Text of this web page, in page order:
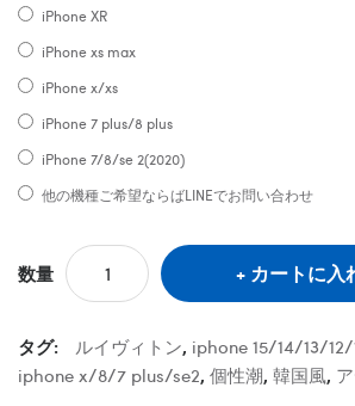
iPhone XR
iPhone xs max
iPhone x/xs
iPhone 7 plus/8 plus
iPhone 7/8/se 2(2020)
他の機種ご希望ならばLINEでお問い合わせ
数量 カートに入
タグ: ルイヴィトン, iphone 15/14/13/
iphone x/8/7 plus/se2, 個性潮, 韓国風,